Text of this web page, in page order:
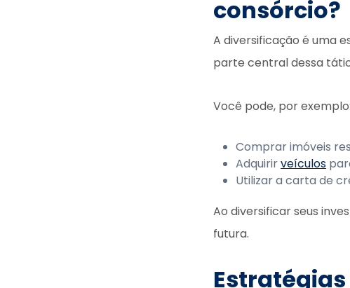
consórcio?
A diversificação é uma
parte central dessa
Você pode, por exemplo:
Comprar imóveis
Adquirirveículos
Utilizar a carta de
Ao diversificar seus
futura.